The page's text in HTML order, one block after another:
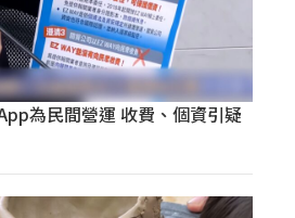
為民間營運 收費、個資引疑